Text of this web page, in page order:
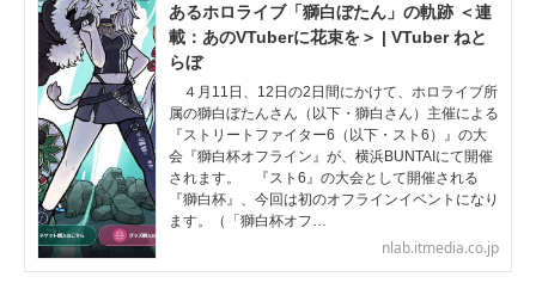
あるホロライブ「獅白ぼたん」の軌跡 ＜連
載：あのVTuberに花束を＞ | VTuber ねと
らぼ
４月11日、12日の2日間にかけて、ホロライブ所
属の獅白ぼたんさん（以下・獅白さん）主催による
『ストリートファイター6（以下・スト6）』の大
会『獅白杯オフライン』が、横浜BUNTAIにて開催
されます。 『スト6』の大会として開催される
『獅白杯』、今回は初のオフラインイベントになり
ます。（「獅白杯オフ…
nlab.itmedia.co.jp